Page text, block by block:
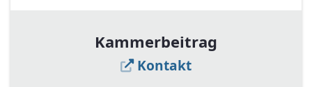
Kammerbeitrag
Kontakt